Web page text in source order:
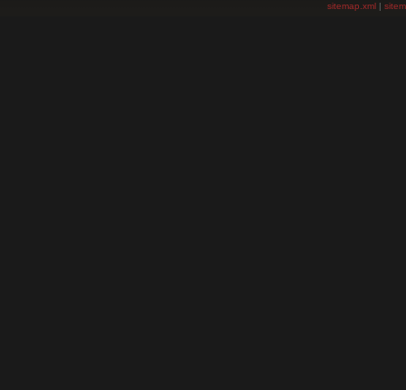
sitemap.xml |